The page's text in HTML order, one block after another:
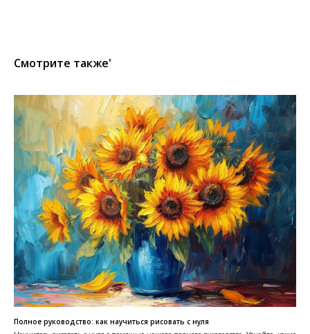
Cмотрите также'
Полное руководство: как научиться рисовать с нуля